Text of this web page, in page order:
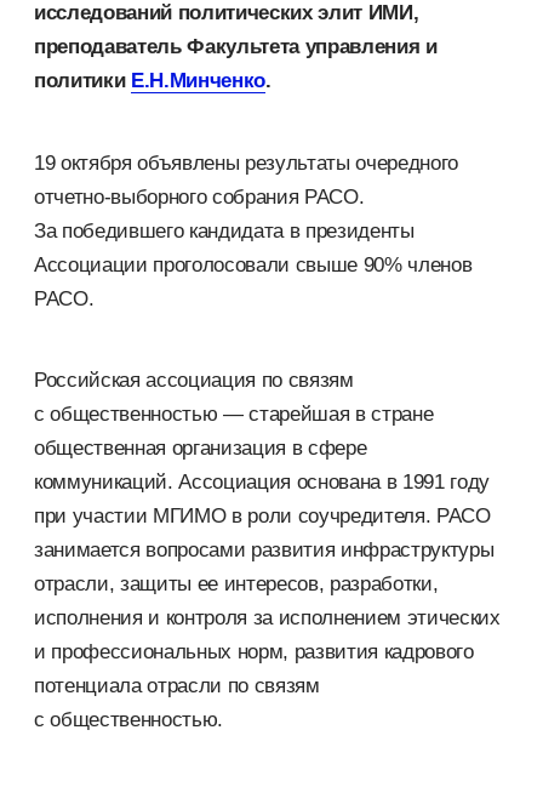
исследований политических элит ИМИ,
преподаватель Факультета управления и
политики Е.Н.Минченко.
19 октября объявлены результаты очередного
отчетно-выборного собрания РАСО.
За победившего кандидата в президенты
Ассоциации проголосовали свыше 90% членов
РАСО.
Российская ассоциация по связям
с общественностью — старейшая в стране
общественная организация в сфере
коммуникаций. Ассоциация основана в 1991 году
при участии МГИМО в роли соучредителя. РАСО
занимается вопросами развития инфраструктуры
отрасли, защиты ее интересов, разработки,
исполнения и контроля за исполнением этических
и профессиональных норм, развития кадрового
потенциала отрасли по связям
с общественностью.